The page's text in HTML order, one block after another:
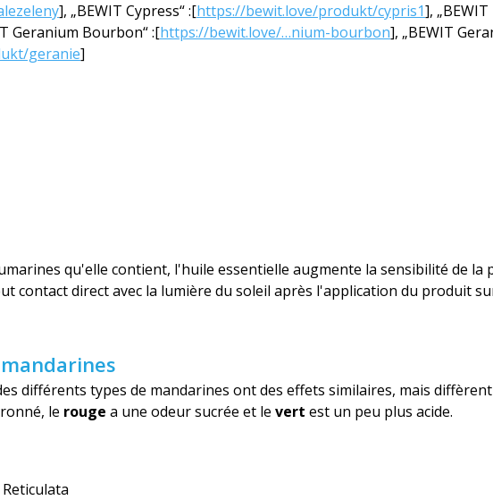
], „BEWIT Cypress“ :[https://bewit.love/produkt/cypris1],
Geranium Bourbon“ :[https://bewit.love/…nium-bourbon], „BEWIT
geranie]
qu'elle contient, l'huile essentielle augmente la sensibilité de la
contact direct avec la lumière du soleil après l'application du produit
différents types de mandarines ont des effets similaires, mais
le rouge a une odeur sucrée et le vert est un peu plus acide.